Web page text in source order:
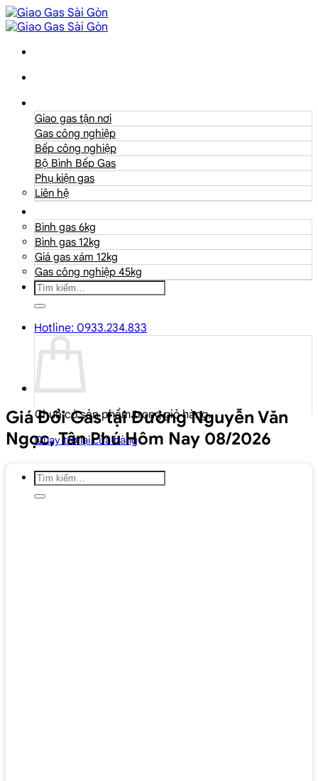
Giao gas tận nơi
Gas công nghiệp
Bếp công nghiệp
Bộ Bình Bếp Gas
Phụ kiện gas
Liên hệ
Bình gas 6kg
Bình gas 12kg
Giá gas xám 12kg
Gas công nghiệp 45kg
Tìm
kiếm:
Hotline: 0933.234.833
Chưa có sản phẩm trong giỏ hàng.
Quay trở lại cửa hàng
Tìm
kiếm:
Giá Đổi Gas tại Đường Nguyễn Văn
Ngọc, Tân Phú Hôm Nay 08/2026